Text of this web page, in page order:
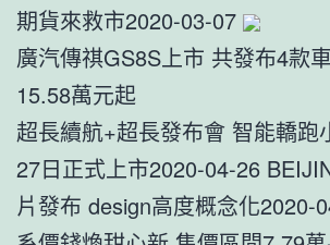
期貨來救市2020-03-07
廣汽傳祺GS8S上市 共發布4款
15.58萬元起
超長續航+超長發布會 智能轎跑
27日正式上市2020-04-26
片發布 design高度概念化2020-